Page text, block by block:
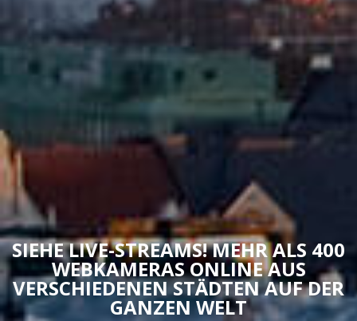
SIEHE LIVE-STREAMS! MEHR ALS 400
WEBKAMERAS ONLINE AUS
VERSCHIEDENEN STÄDTEN AUF DER
GANZEN WELT